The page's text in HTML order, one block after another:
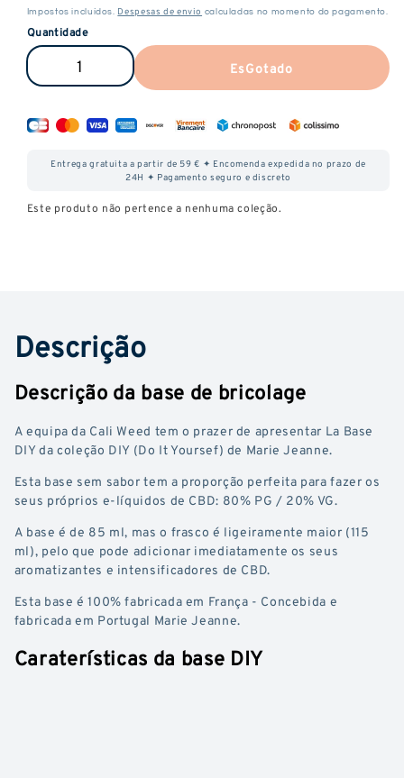
Impostos incluídos. Despesas de envio calculadas no momento do pagamento.
Quantidade
Reduzir
quantidade
de
Neutra
-
85
ml
Marie
Jeanne
Aumentar
quantidade
de
Base
Neutra
-
85
ml
Marie
Jeanne
EsGotado
Entrega gratuita a partir de 59 € ✦ Encomenda expedida no prazo de
24H ✦ Pagamento seguro e discreto
Este produto não pertence a nenhuma coleção.
Descrição
Descrição da base de bricolage
A equipa da Cali Weed tem o prazer de apresentar La Base
DIY da coleção DIY (Do It Yoursef) de Marie Jeanne.
Esta base sem sabor tem a proporção perfeita para fazer os
seus próprios e-líquidos de CBD: 80% PG / 20% VG.
A base é de 85 ml, mas o frasco é ligeiramente maior (115
ml), pelo que pode adicionar imediatamente os seus
aromatizantes e intensificadores de CBD.
Esta base é 100% fabricada em França - Concebida e
fabricada em Portugal Marie Jeanne.
Caraterísticas da base DIY